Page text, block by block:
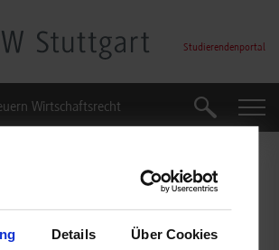
Details Über Cookies
Studierendenportal
Wirtschaftsrecht Suche
im Studienzentrum